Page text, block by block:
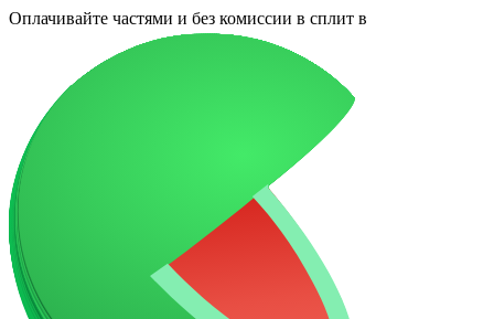
Оплачивайте частями и без комиссии в сплит в